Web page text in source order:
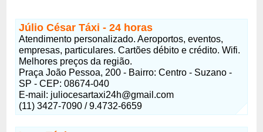
Júlio César Táxi - 24 horas
Atendimento personalizado. Aeroportos, eventos,
empresas, particulares. Cartões débito e crédito. Wifi.
Melhores preços da região.
Praça João Pessoa, 200 - Bairro: Centro - Suzano -
SP - CEP: 08674-040
E-mail: juliocesartaxi24h@gmail.com
(11) 3427-7090 / 9.4732-6659